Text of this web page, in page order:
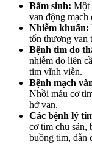
Bẩm sinh: Một
van động mạch
Nhiễm khuẩn:
tổn thương van
Bệnh tim do
nhiễm do liên
tim vĩnh viễn.
Bệnh mạch
Nhồi máu cơ
hở van.
Các bệnh lý
cơ tim chu sản,
buồng tim, dẫn